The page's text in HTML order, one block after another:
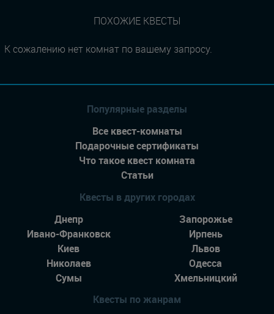
ПОХОЖИЕ КВЕСТЫ
К сожалению нет комнат по вашему запросу.
Популярные разделы
Все квест-комнаты
Подарочные сертификаты
Что такое квест комната
Статьи
Квесты в других городах
Днепр
Запорожье
Ивано-Франковск
Ирпень
Киев
Львов
Николаев
Одесса
Сумы
Хмельницкий
Квесты по жанрам